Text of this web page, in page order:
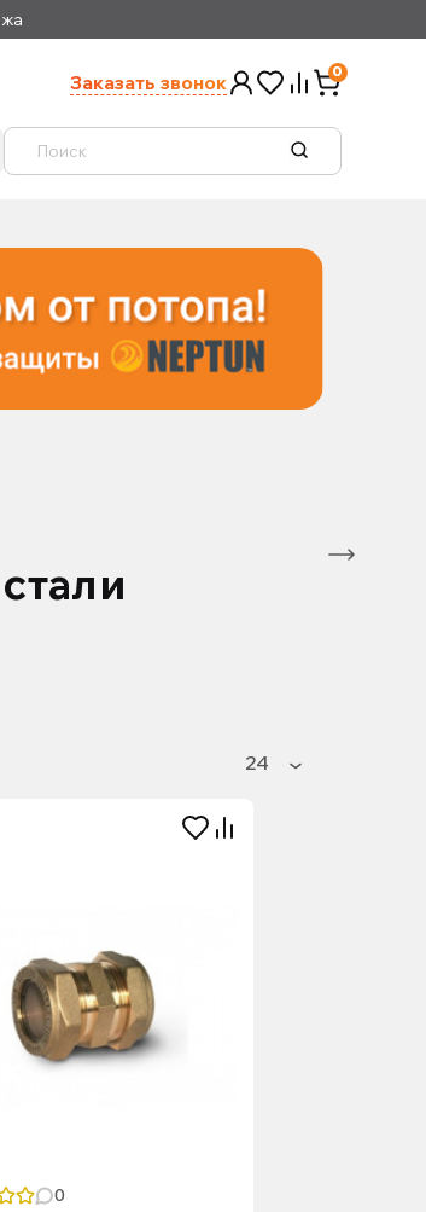
Заказать звонок 0
0